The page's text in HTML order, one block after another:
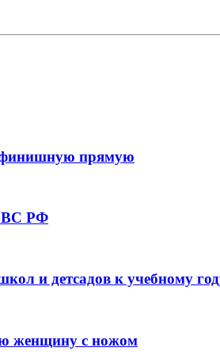
финишную прямую
ВС РФ
и детсадов к учебному
женщину с ножом